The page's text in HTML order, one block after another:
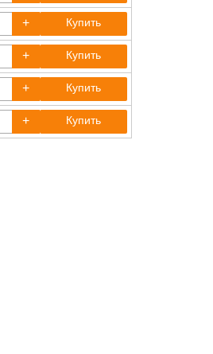
+ Купить
+ Купить
+ Купить
+ Купить